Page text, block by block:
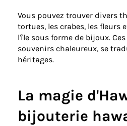
Vous pouvez trouver divers
tortues, les crabes, les fleurs
l'île sous forme de bijoux.
souvenirs chaleureux, se
héritages.
La magie
bijouterie